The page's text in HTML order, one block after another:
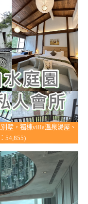
墅，獨棟villa溫泉湯屋、
54,855)